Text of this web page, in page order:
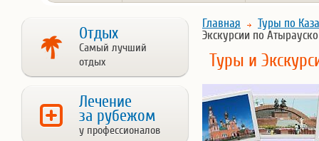
Отдых
Самый лучший
отдых
Лечение
за рубежом
у профессионалов
Главная
Туры по
Экскурсии по
Туры и